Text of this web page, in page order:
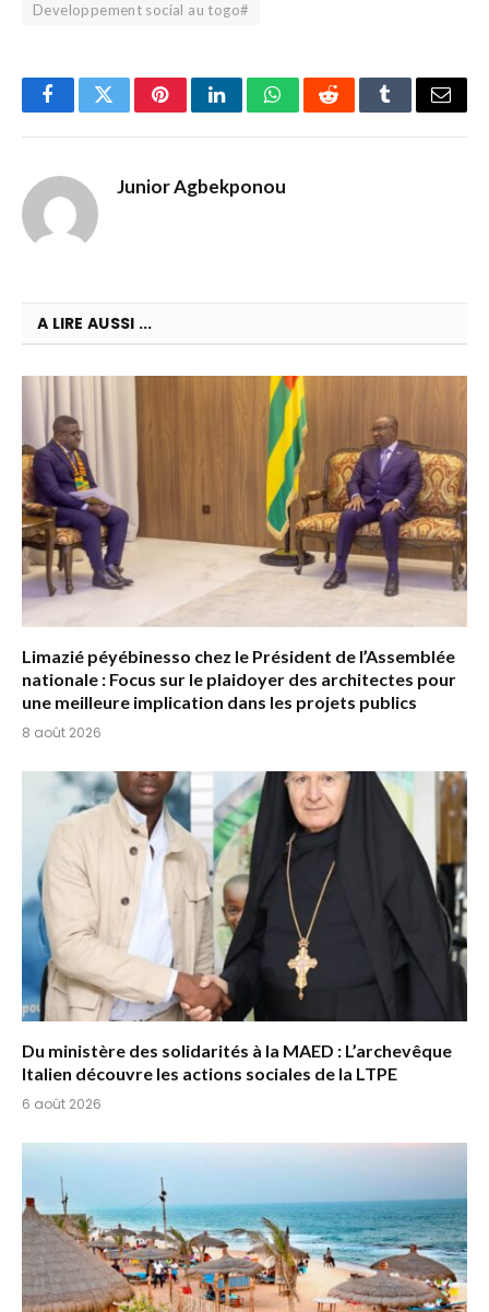
Developpement social au togo#
FacebookTwitterPinterestLinkedInWhatsAppRedditTumblrEmail
Junior Agbekponou
A LIRE AUSSI ...
Limazié péyébinesso chez le Président de l’Assemblée
nationale : Focus sur le plaidoyer des architectes pour
une meilleure implication dans les projets publics
8 août 2026
Du ministère des solidarités à la MAED : L’archevêque
Italien découvre les actions sociales de la LTPE
6 août 2026